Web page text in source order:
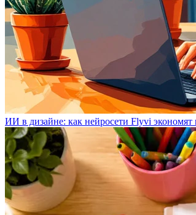
ИИ в дизайне: как нейросети Flyvi экономят